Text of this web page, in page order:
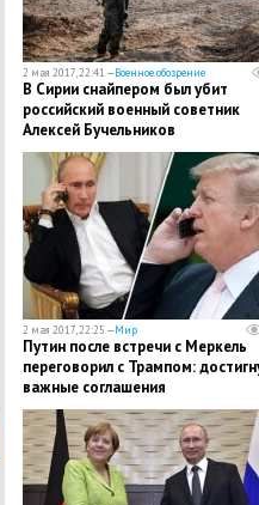
2 мая 2017, 22:41 —Военное обозрение
В Сирии снайпером был убит
российский военный советник
Алексей Бучельников
2 мая 2017, 22:25 —Мир
Путин после встречи с Меркель
переговорил с Трампом:
важные соглашения